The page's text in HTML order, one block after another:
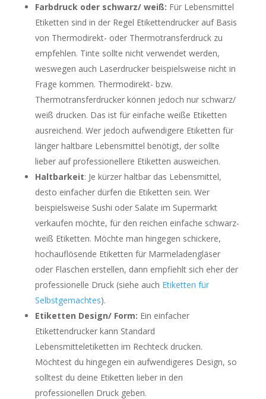
Farbdruck oder schwarz/ weiß: Für Lebensmittel
Etiketten sind in der Regel Etikettendrucker auf Basis
von Thermodirekt- oder Thermotransferdruck zu
empfehlen. Tinte sollte nicht verwendet werden,
weswegen auch Laserdrucker beispielsweise nicht in
Frage kommen. Thermodirekt- bzw.
Thermotransferdrucker können jedoch nur schwarz/
weiß drucken. Das ist für einfache weiße Etiketten
ausreichend. Wer jedoch aufwendigere Etiketten für
länger haltbare Lebensmittel benötigt, der sollte
lieber auf professionellere Etiketten ausweichen.
Haltbarkeit: Je kürzer haltbar das Lebensmittel,
desto einfacher dürfen die Etiketten sein. Wer
beispielsweise Sushi oder Salate im Supermarkt
verkaufen möchte, für den reichen einfache schwarz-
weiß Etiketten. Möchte man hingegen schickere,
hochauflösende Etiketten für Marmeladengläser
oder Flaschen erstellen, dann empfiehlt sich eher der
professionelle Druck (siehe auch Etiketten für
Selbstgemachtes).
Etiketten Design/ Form: Ein einfacher
Etikettendrucker kann Standard
Lebensmitteletiketten im Rechteck drucken.
Möchtest du hingegen ein aufwendigeres Design, so
solltest du deine Etiketten lieber in den
professionellen Druck geben.